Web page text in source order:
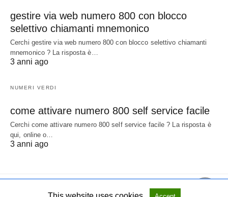
gestire via web numero 800 con blocco
selettivo chiamanti mnemonico
Cerchi gestire via web numero 800 con blocco selettivo chiamanti
mnemonico ? La risposta è…
3 anni ago
NUMERI VERDI
come attivare numero 800 self service facile
Cerchi come attivare numero 800 self service facile ? La risposta è
qui, online o…
3 anni ago